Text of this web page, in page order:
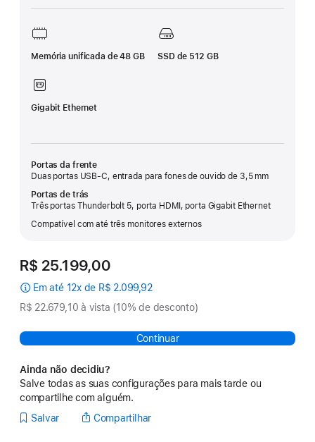
Memória unificada de 48 GB SSD de 512 GB
Gigabit Ethernet
Portas da frente
Duas portas USB-C, entrada para fones de ouvido de 3,5 mm
Portas de trás
Três portas Thunderbolt 5, porta HDMI, porta Gigabit Ethernet
Compatível com até três monitores externos
R$ 25.199,00
Em até 12x de R$ 2.099,92
R$ 22.679,10 à vista (10% de desconto)
Continuar
Ainda não decidiu?
Salve todas as suas configurações para mais tarde ou
compartilhe com alguém.
Salvar
Compartilhar